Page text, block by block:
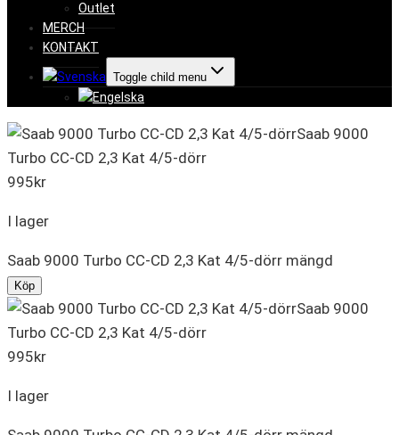
Outlet
MERCH
KONTAKT
Toggle child menu
Saab 9000
Turbo CC-CD 2,3 Kat 4/5-dörr
995kr
I lager
Saab 9000 Turbo CC-CD 2,3 Kat 4/5-dörr mängd
Köp
Saab 9000
Turbo CC-CD 2,3 Kat 4/5-dörr
995kr
I lager